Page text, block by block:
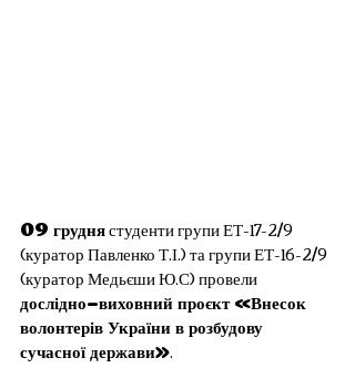
09 грудня студенти групи ЕТ-17-2/9
(куратор Павленко Т.І.) та групи ЕТ-16-2/9
(куратор Медьєши Ю.С) провели
дослідно-виховний проєкт «Внесок
волонтерів України в розбудову
сучасної держави».